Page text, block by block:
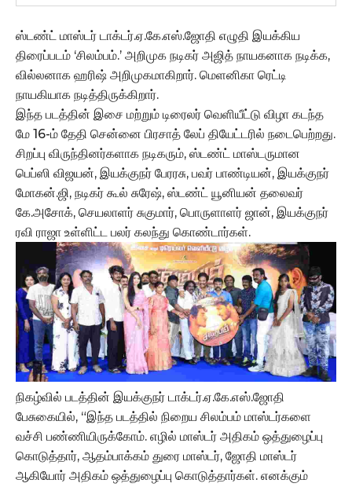
ஸ்டண்ட் மாஸ்டர் டாக்டர்.ஏ.கே.எஸ்.ஜோதி எழுதி இயக்கிய
திரைப்படம் ‘சிலம்பம்.’ அறிமுக நடிகர் அஜித் நாயகனாக நடிக்க,
வில்லனாக ஹரிஷ் அறிமுகமாகிறார். மெளனிகா ரெட்டி
நாயகியாக நடித்திருக்கிறார்.
இந்த படத்தின் இசை மற்றும் டிரைலர் வெளியீட்டு விழா கடந்த
மே 16-ம் தேதி சென்னை பிரசாத் லேப் தியேட்டரில் நடைபெற்றது.
சிறப்பு விருந்தினர்களாக நடிகரும், ஸ்டண்ட் மாஸ்டருமான
பெப்ஸி விஜயன், இயக்குநர் பேரரசு, பவர் பாண்டியன், இயக்குநர்
மோகன்.ஜி, நடிகர் கூல் சுரேஷ், ஸ்டண்ட் யூனியன் தலைவர்
கே.அசோக், செயலாளர் சுகுமார், பொருளாளர் ஜான், இயக்குநர்
ரவி ராஜா உள்ளிட்ட பலர் கலந்து கொண்டார்கள்.
நிகழ்வில் படத்தின் இயக்குநர் டாக்டர்.ஏ.கே.எஸ்.ஜோதி
பேசுகையில், “இந்த படத்தில் நிறைய சிலம்பம் மாஸ்டர்களை
வச்சி பண்ணியிருக்கோம். எழில் மாஸ்டர் அதிகம் ஒத்துழைப்பு
கொடுத்தார், ஆதம்பாக்கம் துரை மாஸ்டர், ஜோதி மாஸ்டர்
ஆகியோர் அதிகம் ஒத்துழைப்பு கொடுத்தார்கள். எனக்கும்